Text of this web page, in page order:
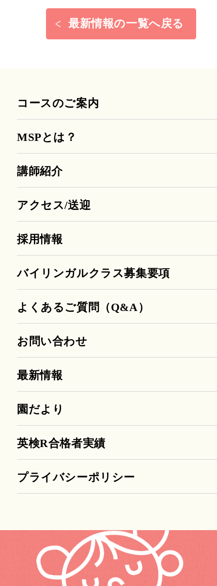
最新情報の一覧へ戻る
コースのご案内
MSPとは？
講師紹介
アクセス/送迎
採用情報
バイリンガルクラス募集要項
よくあるご質問（Q&A）
お問い合わせ
最新情報
園だより
英検R合格者実績
プライバシーポリシー